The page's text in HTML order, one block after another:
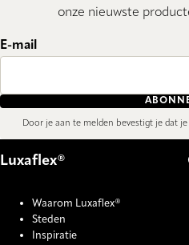
onze nieuwste
E-mail
Door je aan te melden bevestigt je dat
Luxaflex®
Waarom Luxaflex®
Steden
Inspiratie